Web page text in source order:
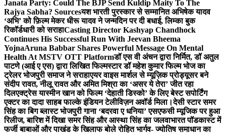
Janata Party: Could The BJP Send Kuldip Maity To The
Rajya Sabha? Sourcesयश भारती पुरस्कार से सम्मानित अभिषेक यादव
‘अभि’ को फ़िल्म मेकर धीरू यादव ने जन्मदिन पर दी बधाई, लिम्का बुक
रिकॉर्डधारी को सराहाCasting Director Kashyap Chandhock
Continues His Successful Run With Jeevan Bheema
YojnaAruna Babbar Shares Powerful Message On Mental
Health At MSTV OTT Platformडॉ एस वी अंचन द्वारा निर्मित, डॉ अतुल
पाटणे (आई ए एस) द्वारा लिखित फिल्मस्टार डॉ महेश कुमार फिल्म भोज का
ट्रेलर भोजपुरी समाज ने सराहाएयर वाइस मार्शल से म्यूज़िक प्रोड्यूसर बने
संदीप रावत, नीलू रावत और अमित मिश्रा का ‘असर ये तेरा’ जीत रहा
दिलएक्ट्रेस यास्मीन खान को फिल्म ‘देहाती डिस्को’ के लिए बेस्ट सपोर्टिंग
एक्टर का दादा साहब फाल्के इंडियन टेलीविज़न अवॉर्ड मिला।देसी स्टार समर
सिंह का बिग ब्लास्ट भोजपुरी गाना ‘बदरवा ए धनिया’ एसएफसी म्यूजिक पर हुआ
रिलीज, बारिश में दिखा समर सिंह और आस्था सिंह का जलवाभारत पॉडकास्ट में
फर्जी बाबाओं और पाखंड के खिलाफ बोले रोहित भार्गव- ज्योतिष समाधान का